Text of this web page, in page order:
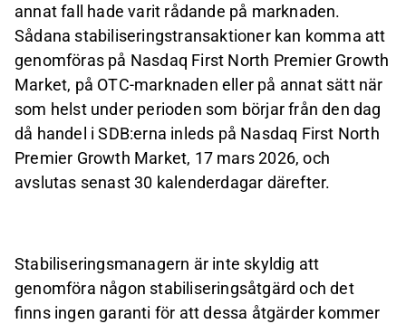
annat fall hade varit rådande på marknaden.
Sådana stabiliseringstransaktioner kan komma att
genomföras på Nasdaq First North Premier Growth
Market, på OTC-marknaden eller på annat sätt när
som helst under perioden som börjar från den dag
då handel i SDB:erna inleds på Nasdaq First North
Premier Growth Market, 17 mars 2026, och
avslutas senast 30 kalenderdagar därefter.
Stabiliseringsmanagern är inte skyldig att
genomföra någon stabiliseringsåtgärd och det
finns ingen garanti för att dessa åtgärder kommer